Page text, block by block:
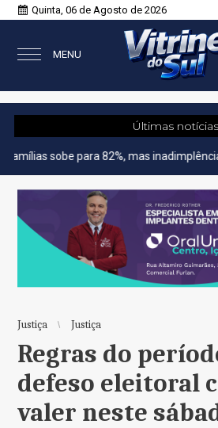
Quinta, 06 de Agosto de 2026
MENU
Últimas notícias
para 82%, mas inadimplência cai
Justiça Justiça
Regras do
defeso eleitoral
valer neste